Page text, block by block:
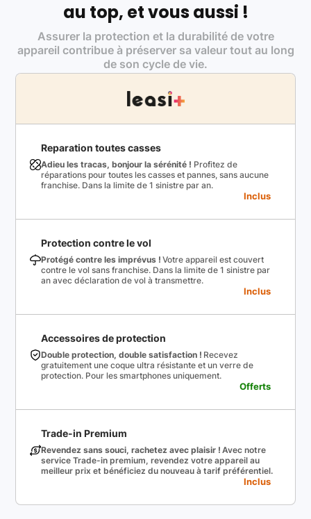
au top, et vous aussi !
Assurer la protection et la durabilité de votre
appareil contribue à préserver sa valeur tout au long
de son cycle de vie.
Reparation toutes casses
Adieu les tracas, bonjour la sérénité ! Profitez de
réparations pour toutes les casses et pannes, sans aucune
franchise. Dans la limite de 1 sinistre par an.
Inclus
Protection contre le vol
Protégé contre les imprévus ! Votre appareil est couvert
contre le vol sans franchise. Dans la limite de 1 sinistre par
an avec déclaration de vol à transmettre.
Inclus
Accessoires de protection
Double protection, double satisfaction ! Recevez
gratuitement une coque ultra résistante et un verre de
protection. Pour les smartphones uniquement.
Offerts
Trade-in Premium
Revendez sans souci, rachetez avec plaisir ! Avec notre
service Trade-in premium, revendez votre appareil au
meilleur prix et bénéficiez du nouveau à tarif préférentiel.
Inclus